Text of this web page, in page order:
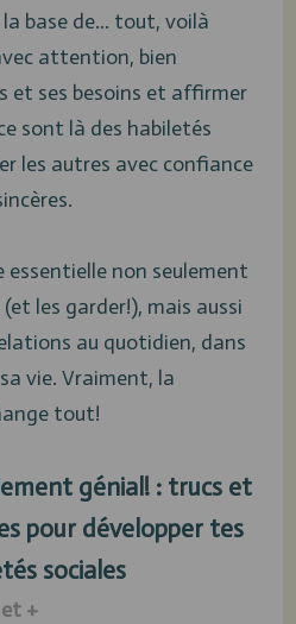
base de... tout, voilà
attention, bien
et ses besoins et affirmer
sont là des habiletés
les autres avec confiance
essentielle non seulement
les garder!), mais aussi
au quotidien, dans
vie. Vraiment, la
tout!
génial! : trucs et
pour développer tes
sociales
+